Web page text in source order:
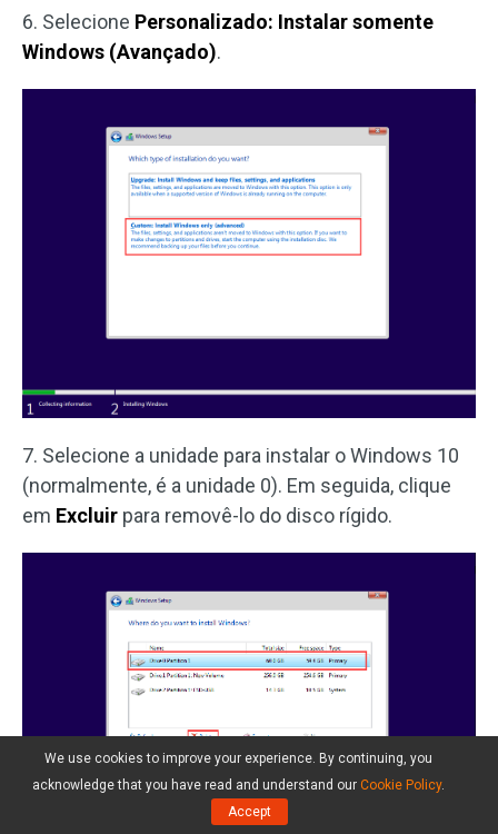
6. Selecione Personalizado: Instalar somente
Windows (Avançado).
7. Selecione a unidade para instalar o Windows 10
(normalmente, é a unidade 0). Em seguida, clique
em Excluir para removê-lo do disco rígido.
We use cookies to improve your experience. By continuing, you
acknowledge that you have read and understand our Cookie Policy.
Accept